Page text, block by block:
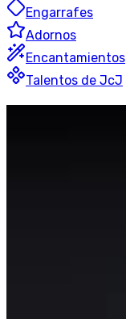
Engarrafes
Adornos
Encantamientos
Talentos de JcJ